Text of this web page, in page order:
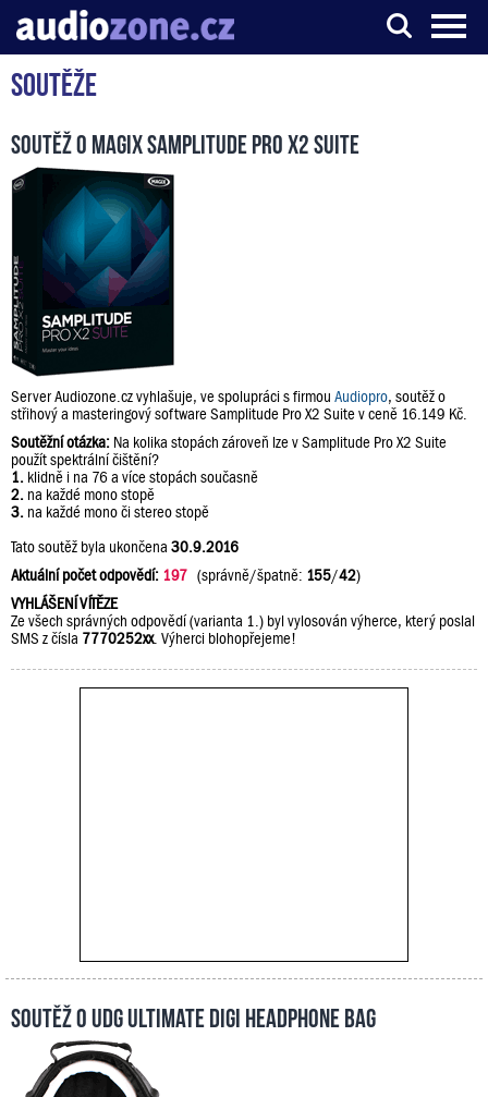
Server o digitálním zpracování zvuku
Soutěže
Soutěž o Magix Samplitude Pro X2 Suite
Server Audiozone.cz vyhlašuje, ve spolupráci s firmou Audiopro, soutěž o
střihový a masteringový software Samplitude Pro X2 Suite v ceně 16.149 Kč.
Soutěžní otázka: Na kolika stopách zároveň lze v Samplitude Pro X2 Suite
použít spektrální čištění?
1. klidně i na 76 a více stopách současně
2. na každé mono stopě
3. na každé mono či stereo stopě
Tato soutěž byla ukončena 30.9.2016
Aktuální počet odpovědí: 197 (správně/špatně: 155/42)
VYHLÁŠENÍ VÍTĚZE
Ze všech správných odpovědí (varianta 1.) byl vylosován výherce, který poslal
SMS z čísla 7770252xx. Výherci blohopřejeme!
Soutěž o UDG Ultimate DIGI Headphone Bag